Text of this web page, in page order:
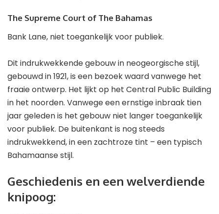
The Supreme Court of The Bahamas
Bank Lane, niet toegankelijk voor publiek.
Dit indrukwekkende gebouw in neogeorgische stijl,
gebouwd in 1921, is een bezoek waard vanwege het
fraaie ontwerp. Het lijkt op het Central Public Building
in het noorden. Vanwege een ernstige inbraak tien
jaar geleden is het gebouw niet langer toegankelijk
voor publiek. De buitenkant is nog steeds
indrukwekkend, in een zachtroze tint – een typisch
Bahamaanse stijl.
Geschiedenis en een welverdiende
knipoog: